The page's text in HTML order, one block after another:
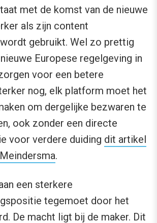
met de komst van de nieuwe
als zijn content
gebruikt. Wel zo prettig
Europese regelgeving in
voor een betere
nog, elk platform moet het
om dergelijke bezwaren te
ook zonder een directe
voor verdere duiding dit artikel
.
een sterkere
tegemoet door het
De macht ligt bij de maker. Dit